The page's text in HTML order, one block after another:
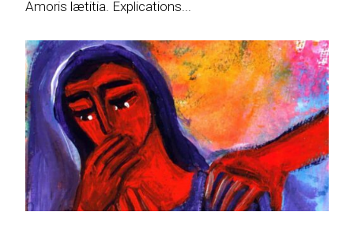
Amoris lætitia. Explications...